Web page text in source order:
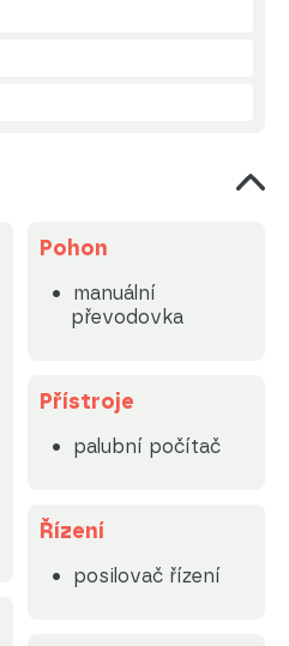
Pohon
manuální
převodovka
Přístroje
palubní počítač
Řízení
posilovač řízení